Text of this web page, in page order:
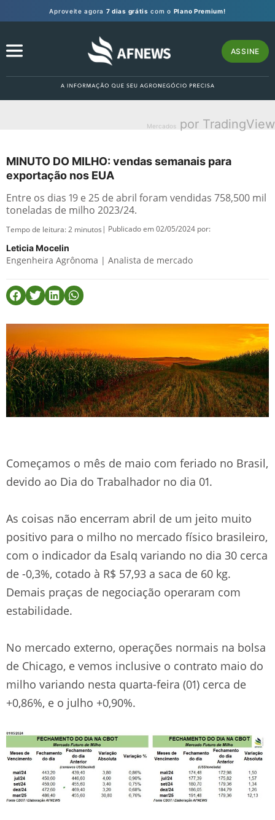
Aproveite agora 7 dias grátis com o Plano Premium!
ASSINE
Mercados por TradingView
MINUTO DO MILHO: vendas semanais para
exportação nos EUA
Entre os dias 19 e 25 de abril foram vendidas 758,500 mil
toneladas de milho 2023/24.
Tempo de leitura:2 minutos | Publicado em 02/05/2024 por:
Leticia Mocelin
Engenheira Agrônoma | Analista de mercado
Começamos o mês de maio com feriado no Brasil,
devido ao Dia do Trabalhador no dia 01.
As coisas não encerram abril de um jeito muito
positivo para o milho no mercado físico brasileiro,
com o indicador da Esalq variando no dia 30 cerca
de -0,3%, cotado à R$ 57,93 a saca de 60 kg.
Demais praças de negociação operaram com
estabilidade.
No mercado externo, operações normais na bolsa
de Chicago, e vemos inclusive o contrato maio do
milho variando nesta quarta-feira (01) cerca de
+0,86%, e o julho +0,90%.